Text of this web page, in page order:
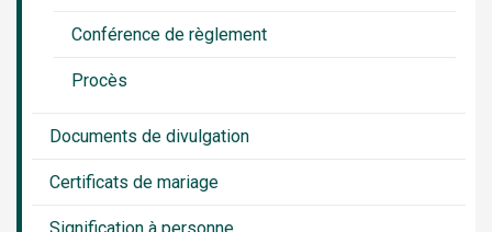
Conférence de règlement
Procès
Documents de divulgation
Certificats de mariage
Signification à personne